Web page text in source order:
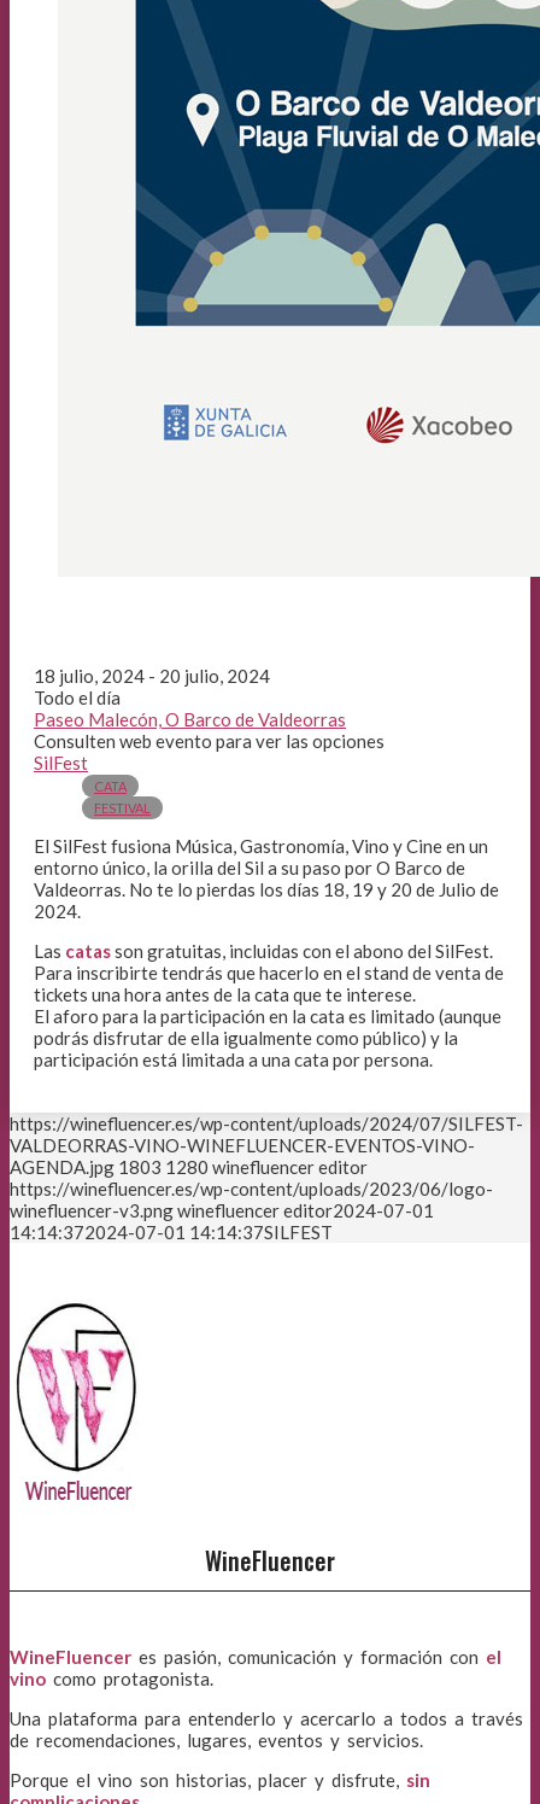
18 julio, 2024 - 20 julio, 2024
Todo el día
Paseo Malecón, O Barco de Valdeorras
Consulten web evento para ver las opciones
SilFest
CATA
FESTIVAL
El SilFest fusiona Música, Gastronomía, Vino y Cine en un
entorno único, la orilla del Sil a su paso por O Barco de
Valdeorras. No te lo pierdas los días 18, 19 y 20 de Julio de
2024.
Las catasson gratuitas, incluidas con el abono del SilFest.
Para inscribirte tendrás que hacerlo en el stand de venta de
tickets una hora antes de la cata que te interese.
El aforo para la participación en la cata es limitado (aunque
podrás disfrutar de ella igualmente como público) y la
participación está limitada a una cata por persona.
https://winefluencer.es/wp-content/uploads/2024/07/SILFEST-
VALDEORRAS-VINO-WINEFLUENCER-EVENTOS-VINO-
AGENDA.jpg 1803 1280 winefluencer editor
https://winefluencer.es/wp-content/uploads/2023/06/logo-
winefluencer-v3.pngwinefluencer editor2024-07-01
14:14:372024-07-01 14:14:37SILFEST
WineFluencer
WineFluencer es pasión, comunicación y formación con el
vino como protagonista.
Una plataforma para entenderlo y acercarlo a todos a través
de recomendaciones, lugares, eventos y servicios.
Porque el vino son historias, placer y disfrute, sin